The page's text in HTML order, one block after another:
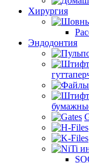
Хирургия
Эндодонтия